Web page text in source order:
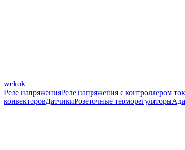
welrok
Реле напряженияРеле напряжения с контроллером
конвекторовДатчикиРозеточные терморегуляторы